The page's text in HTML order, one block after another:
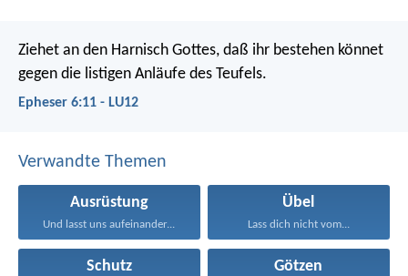
Ziehet an den Harnisch Gottes, daß ihr bestehen könnet
gegen die listigen Anläufe des Teufels.
Epheser 6:11 - LU12
Verwandte Themen
Ausrüstung
Und lasst uns aufeinander...
Übel
Lass dich nicht vom...
Schutz Götzen